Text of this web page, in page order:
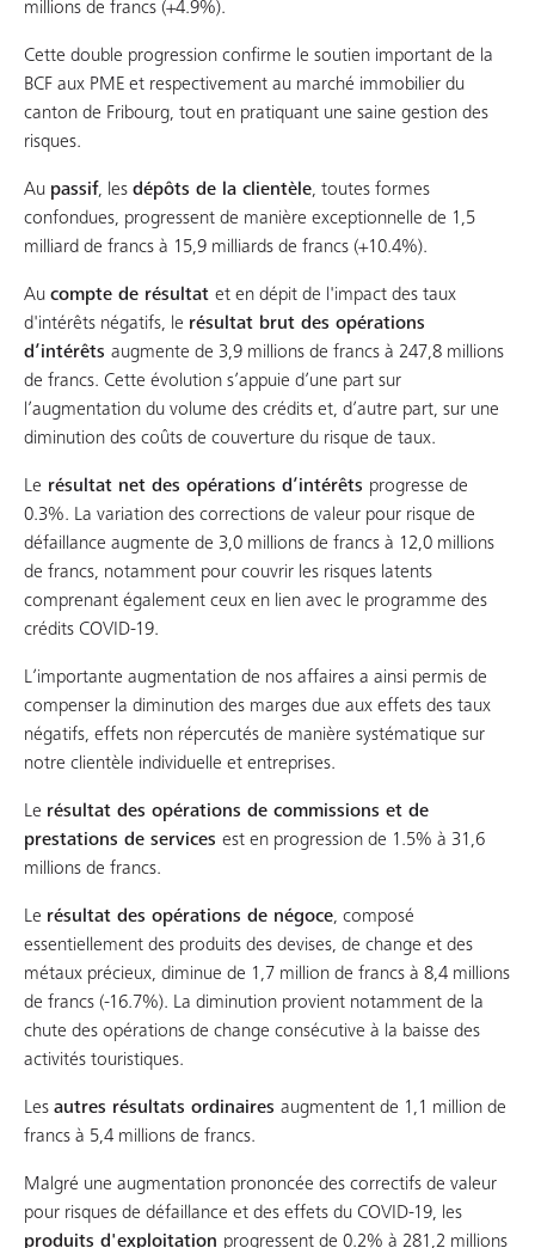
millions de francs (+4.9%).
Cette double progression confirme le soutien important de la
BCF aux PME et respectivement au marché immobilier du
canton de Fribourg, tout en pratiquant une saine gestion des
risques.
Au passif, les dépôts de la clientèle, toutes formes
confondues, progressent de manière exceptionnelle de 1,5
milliard de francs à 15,9 milliards de francs (+10.4%).
Au compte de résultat et en dépit de l'impact des taux
d'intérêts négatifs, le résultat brut des opérations
d’intérêts augmente de 3,9 millions de francs à 247,8 millions
de francs. Cette évolution s’appuie d’une part sur
l’augmentation du volume des crédits et, d’autre part, sur une
diminution des coûts de couverture du risque de taux.
Le résultat net des opérations d’intérêts progresse de
0.3%. La variation des corrections de valeur pour risque de
défaillance augmente de 3,0 millions de francs à 12,0 millions
de francs, notamment pour couvrir les risques latents
comprenant également ceux en lien avec le programme des
crédits COVID-19.
L’importante augmentation de nos affaires a ainsi permis de
compenser la diminution des marges due aux effets des taux
négatifs, effets non répercutés de manière systématique sur
notre clientèle individuelle et entreprises.
Le résultat des opérations de commissions et de
prestations de services est en progression de 1.5% à 31,6
millions de francs.
Le résultat des opérations de négoce, composé
essentiellement des produits des devises, de change et des
métaux précieux, diminue de 1,7 million de francs à 8,4 millions
de francs (-16.7%). La diminution provient notamment de la
chute des opérations de change consécutive à la baisse des
activités touristiques.
Les autres résultats ordinaires augmentent de 1,1 million de
francs à 5,4 millions de francs.
Malgré une augmentation prononcée des correctifs de valeur
pour risques de défaillance et des effets du COVID-19, les
produits d'exploitation progressent de 0.2% à 281,2 millions